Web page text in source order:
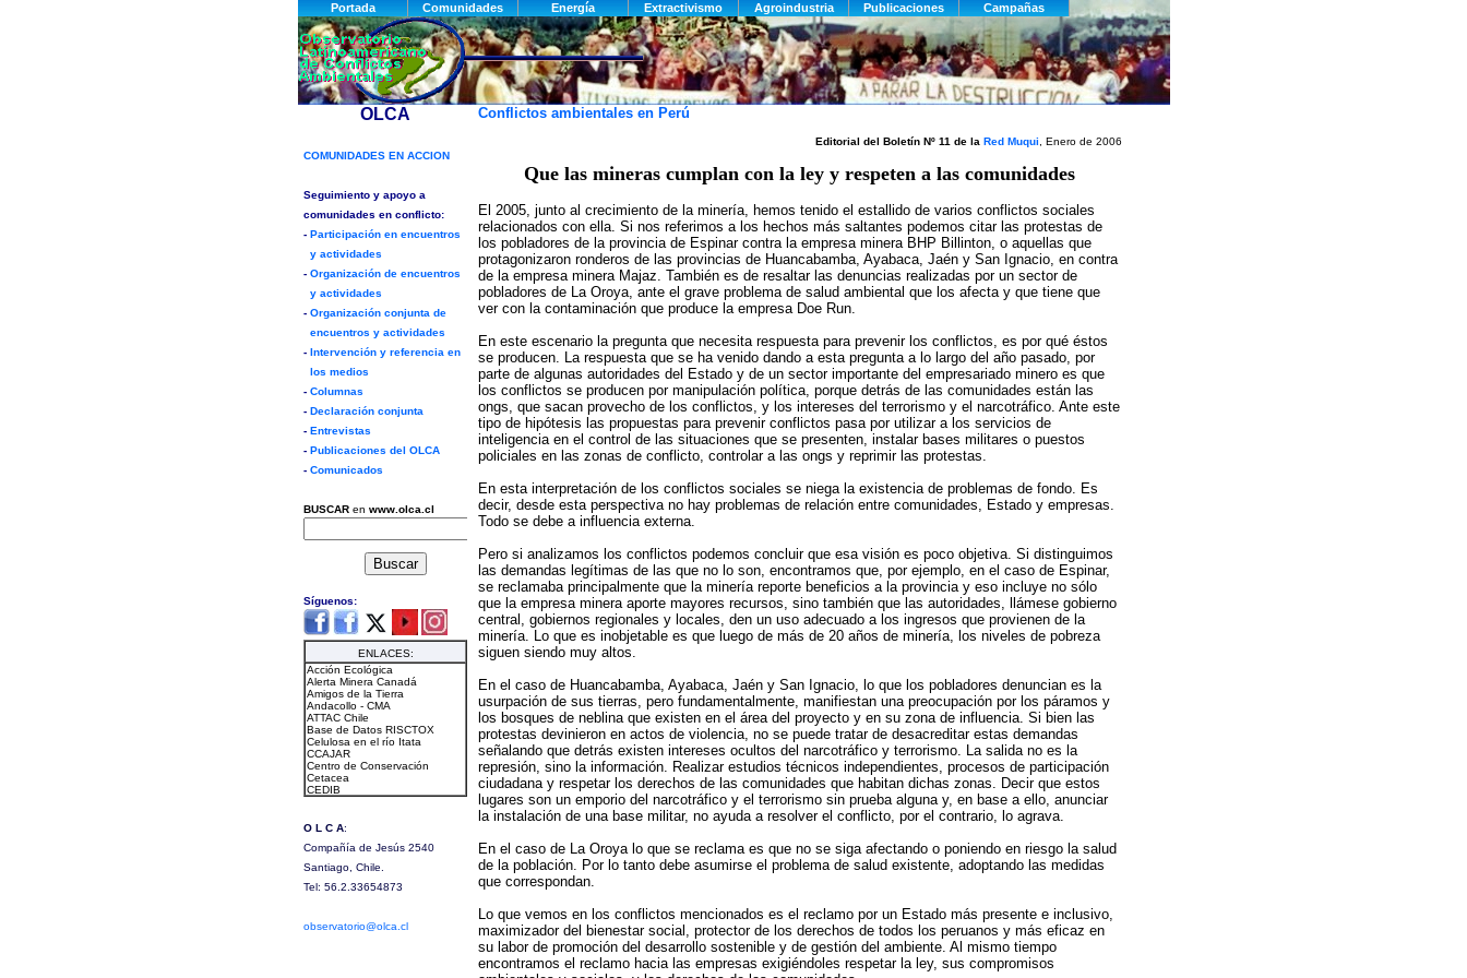
Conflictos ambientales en Perú
Editorial del Boletín Nº 11 de la Red Muqui, Enero de 2006
Que las mineras cumplan con la ley y respeten a las comunidades
El 2005, junto al crecimiento de la minería, hemos tenido el estallido de varios conflictos sociales
relacionados con ella. Si nos referimos a los hechos más saltantes podemos citar las protestas de
los pobladores de la provincia de Espinar contra la empresa minera BHP Billinton, o aquellas que
protagonizaron ronderos de las provincias de Huancabamba, Ayabaca, Jaén y San Ignacio, en contra
de la empresa minera Majaz. También es de resaltar las denuncias realizadas por un sector de
pobladores de La Oroya, ante el grave problema de salud ambiental que los afecta y que tiene que
ver con la contaminación que produce la empresa Doe Run.
En este escenario la pregunta que necesita respuesta para prevenir los conflictos, es por qué éstos
se producen. La respuesta que se ha venido dando a esta pregunta a lo largo del año pasado, por
parte de algunas autoridades del Estado y de un sector importante del empresariado minero es que
los conflictos se producen por manipulación política, porque detrás de las comunidades están las
ongs, que sacan provecho de los conflictos, y los intereses del terrorismo y el narcotráfico. Ante este
tipo de hipótesis las propuestas para prevenir conflictos pasa por utilizar a los servicios de
inteligencia en el control de las situaciones que se presenten, instalar bases militares o puestos
policiales en las zonas de conflicto, controlar a las ongs y reprimir las protestas.
En esta interpretación de los conflictos sociales se niega la existencia de problemas de fondo. Es
decir, desde esta perspectiva no hay problemas de relación entre comunidades, Estado y empresas.
Todo se debe a influencia externa.
Pero si analizamos los conflictos podemos concluir que esa visión es poco objetiva. Si distinguimos
las demandas legítimas de las que no lo son, encontramos que, por ejemplo, en el caso de Espinar,
se reclamaba principalmente que la minería reporte beneficios a la provincia y eso incluye no sólo
que la empresa minera aporte mayores recursos, sino también que las autoridades, llámese gobierno
central, gobiernos regionales y locales, den un uso adecuado a los ingresos que provienen de la
minería. Lo que es inobjetable es que luego de más de 20 años de minería, los niveles de pobreza
siguen siendo muy altos.
En el caso de Huancabamba, Ayabaca, Jaén y San Ignacio, lo que los pobladores denuncian es la
usurpación de sus tierras, pero fundamentalmente, manifiestan una preocupación por los páramos y
los bosques de neblina que existen en el área del proyecto y en su zona de influencia. Si bien las
protestas devinieron en actos de violencia, no se puede tratar de desacreditar estas demandas
señalando que detrás existen intereses ocultos del narcotráfico y terrorismo. La salida no es la
represión, sino la información. Realizar estudios técnicos independientes, procesos de participación
ciudadana y respetar los derechos de las comunidades que habitan dichas zonas. Decir que estos
lugares son un emporio del narcotráfico y el terrorismo sin prueba alguna y, en base a ello, anunciar
la instalación de una base militar, no ayuda a resolver el conflicto, por el contrario, lo agrava.
En el caso de La Oroya lo que se reclama es que no se siga afectando o poniendo en riesgo la salud
de la población. Por lo tanto debe asumirse el problema de salud existente, adoptando las medidas
que correspondan.
Lo que vemos en los conflictos mencionados es el reclamo por un Estado más presente e inclusivo,
maximizador del bienestar social, protector de los derechos de todos los peruanos y más eficaz en
su labor de promoción del desarrollo sostenible y de gestión del ambiente. Al mismo tiempo
encontramos el reclamo hacia las empresas exigiéndoles respetar la ley, sus compromisos